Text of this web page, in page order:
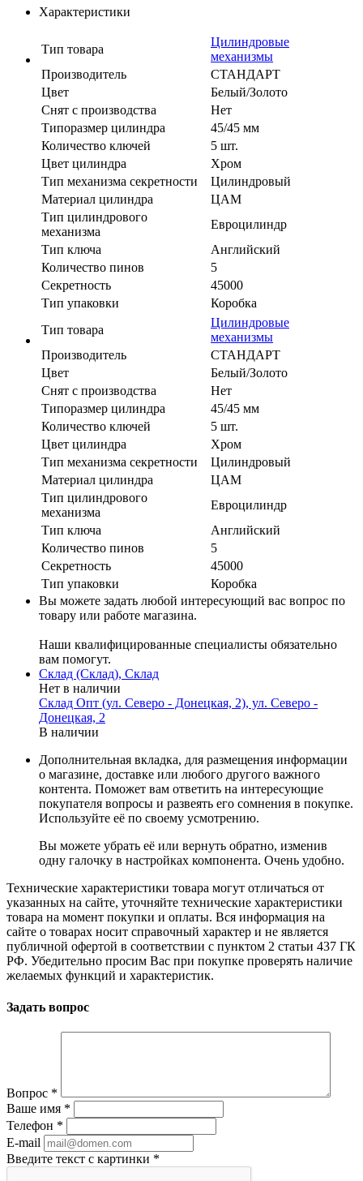
Характеристики
Тип товара
Цилиндровые
механизмы
Производитель
СТАНДАРТ
Цвет
Белый/Золото
Cнят с производства
Нет
Типоразмер цилиндра
45/45 мм
Количество ключей
5 шт.
Цвет цилиндра
Хром
Тип механизма секретности
Цилиндровый
Материал цилиндра
ЦАМ
Тип цилиндрового
механизма
Евроцилиндр
Тип ключа
Английский
Количество пинов
5
Секретность
45000
Тип упаковки
Коробка
Тип товара
Цилиндровые
механизмы
Производитель
СТАНДАРТ
Цвет
Белый/Золото
Cнят с производства
Нет
Типоразмер цилиндра
45/45 мм
Количество ключей
5 шт.
Цвет цилиндра
Хром
Тип механизма секретности
Цилиндровый
Материал цилиндра
ЦАМ
Тип цилиндрового
механизма
Евроцилиндр
Тип ключа
Английский
Количество пинов
5
Секретность
45000
Тип упаковки
Коробка
Вы можете задать любой интересующий вас вопрос по
товару или работе магазина.
Наши квалифицированные специалисты обязательно
вам помогут.
Склад (Склад), Склад
Нет в наличии
Склад Опт (ул. Северо - Донецкая, 2), ул. Северо -
Донецкая, 2
В наличии
Дополнительная вкладка, для размещения информации
о магазине, доставке или любого другого важного
контента. Поможет вам ответить на интересующие
покупателя вопросы и развеять его сомнения в покупке.
Используйте её по своему усмотрению.
Вы можете убрать её или вернуть обратно, изменив
одну галочку в настройках компонента. Очень удобно.
Технические характеристики товара могут отличаться от
указанных на сайте, уточняйте технические характеристики
товара на момент покупки и оплаты. Вся информация на
сайте о товарах носит справочный характер и не является
публичной офертой в соответствии с пунктом 2 статьи 437 ГК
РФ. Убедительно просим Вас при покупке проверять наличие
желаемых функций и характеристик.
Задать вопрос
Вопрос *
Ваше имя *
Телефон *
E-mail
Введите текст с картинки *